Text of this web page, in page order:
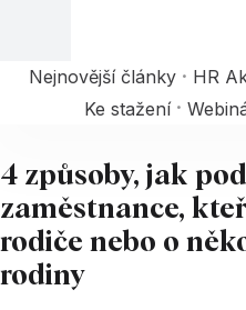
Nejnovější články HR
Ke stažení
4 způsoby, jak
zaměstnance,
rodiče nebo o
rodiny